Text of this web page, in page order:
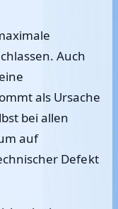
Auch
als Ursache
bei allen
auf
Defekt